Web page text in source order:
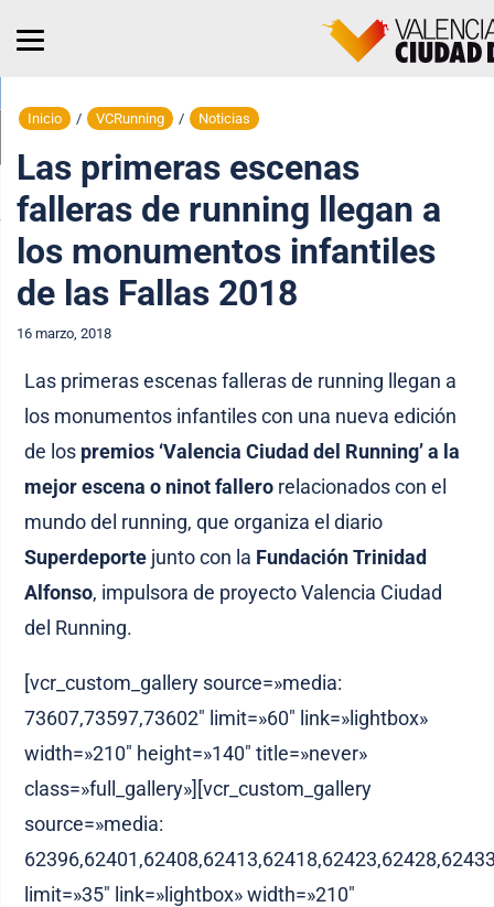
Inicio / VCRunning / Noticias
Las primeras escenas
falleras de running llegan a
los monumentos infantiles
de las Fallas 2018
16 marzo, 2018
Las primeras escenas falleras de running llegan a
los monumentos infantiles con una nueva edición
de los premios ‘Valencia Ciudad del Running’ a la
mejor escena o ninot fallero relacionados con el
mundo del running, que organiza el diario
Superdeporte junto con la Fundación Trinidad
Alfonso, impulsora de proyecto Valencia Ciudad
del Running.
[vcr_custom_gallery source=»media:
73607,73597,73602″ limit=»60″ link=»lightbox»
width=»210″ height=»140″ title=»never»
class=»full_gallery»][vcr_custom_gallery
source=»media:
limit=»35″ link=»lightbox» width=»210″